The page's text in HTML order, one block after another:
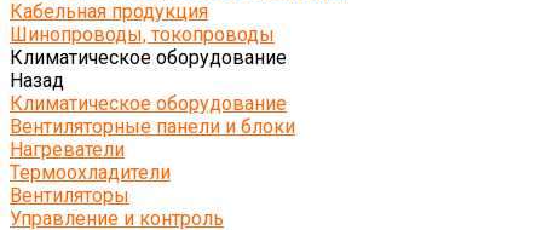
Кабельная продукция
Шинопроводы, токопроводы
Климатическое оборудование
Назад
Климатическое оборудование
Вентиляторные панели и блоки
Нагреватели
Термоохладители
Вентиляторы
Управление и контроль